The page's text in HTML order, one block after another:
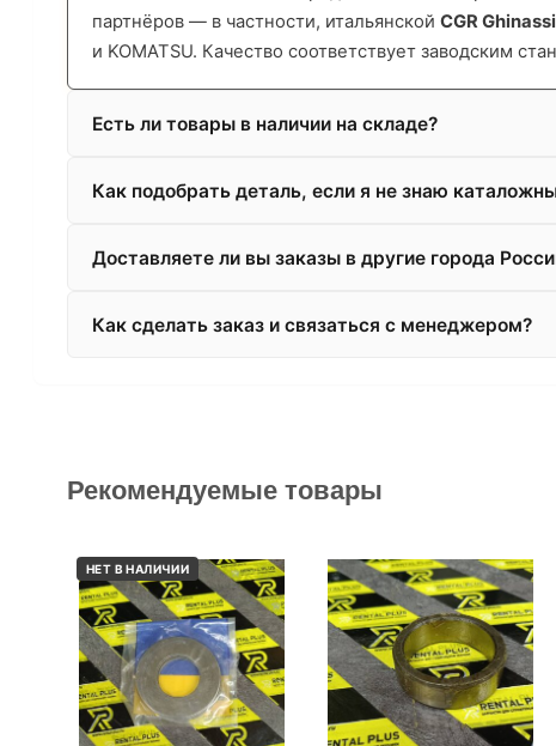
партнёров — в частности, итальянской CGR Ghinassi
и KOMATSU. Качество соответствует заводским
Есть ли товары в наличии на складе?
Как подобрать деталь, если я не знаю
Доставляете ли вы заказы в другие города
Как сделать заказ и связаться с менеджером?
Рекомендуемые товары
НЕТ В НАЛИЧИИ